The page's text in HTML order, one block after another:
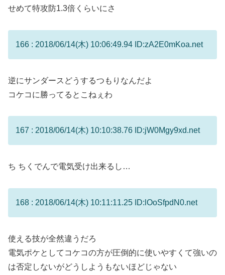
せめて特攻防1.3倍くらいにさ
166 : 2018/06/14(木) 10:06:49.94 ID:zA2E0mKoa.net
逆にサンダースどうするつもりなんだよ
コケコに勝ってるとこねぇわ
167 : 2018/06/14(木) 10:10:38.76 ID:jW0Mgy9xd.net
ち ちくでんで電気受け出来るし…
168 : 2018/06/14(木) 10:11:11.25 ID:lOoSfpdN0.net
使える技が全然違うだろ
電気ポケとしてコケコの方が圧倒的に使いやすくて強いの
は否定しないがどうしようもないほどじゃない